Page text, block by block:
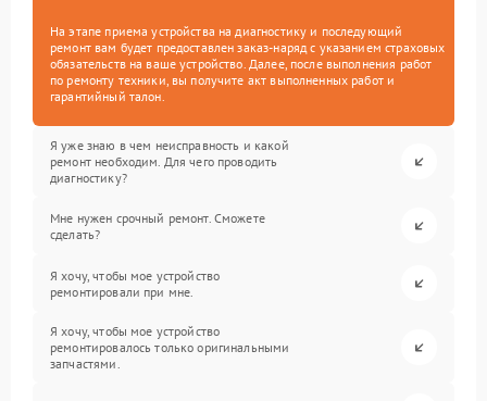
На этапе приема устройства на диагностику и последующий
ремонт вам будет предоставлен заказ-наряд с указанием страховых
обязательств на ваше устройство. Далее, после выполнения работ
по ремонту техники, вы получите акт выполненных работ и
гарантийный талон.
Я уже знаю в чем неисправность и какой
ремонт необходим. Для чего проводить
диагностику?
Мне нужен срочный ремонт. Сможете
сделать?
Я хочу, чтобы мое устройство
ремонтировали при мне.
Я хочу, чтобы мое устройство
ремонтировалось только оригинальными
запчастями.